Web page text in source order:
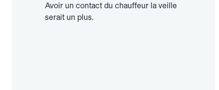
Avoir un contact du chauffeur la veille
serait un plus.